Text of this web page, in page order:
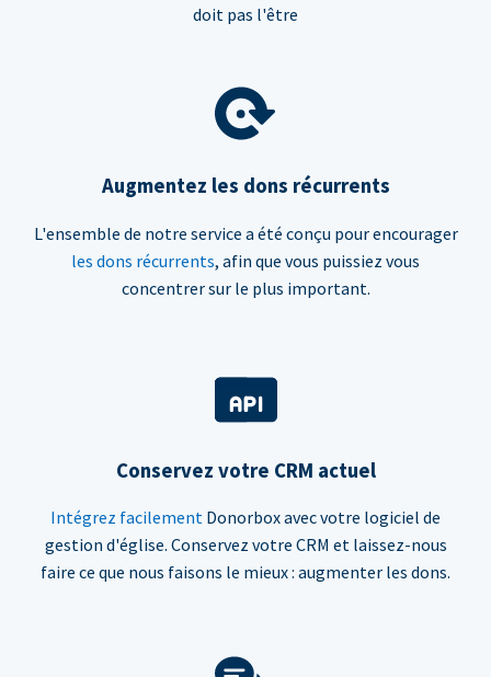
doit pas l'être
Augmentez les dons récurrents
L'ensemble de notre service a été conçu pour encourager
les dons récurrents, afin que vous puissiez vous
concentrer sur le plus important.
Conservez votre CRM actuel
Intégrez facilement Donorbox avec votre logiciel de
gestion d'église. Conservez votre CRM et laissez-nous
faire ce que nous faisons le mieux : augmenter les dons.